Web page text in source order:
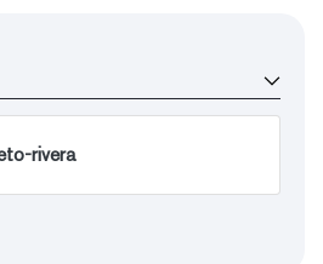
rivera